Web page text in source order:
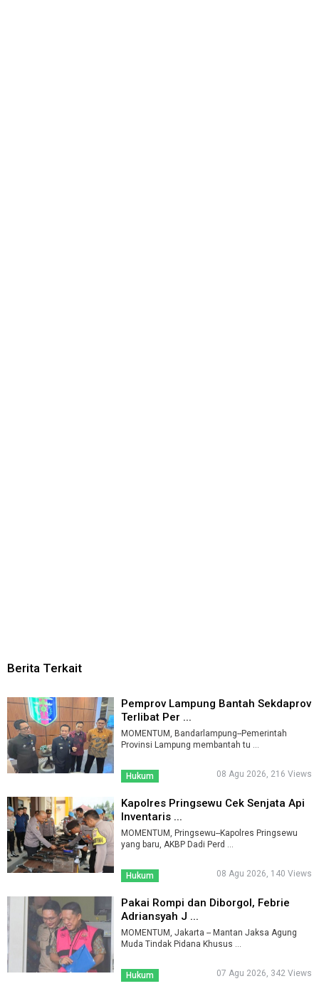
Berita Terkait
Pemprov Lampung Bantah Sekdaprov
Terlibat Per ...
MOMENTUM, Bandarlampung--Pemerintah
Provinsi Lampung membantah tu ...
Hukum 08 Agu 2026, 216 Views
Kapolres Pringsewu Cek Senjata Api
Inventaris ...
MOMENTUM, Pringsewu--Kapolres Pringsewu
yang baru, AKBP Dadi Perd ...
Hukum 08 Agu 2026, 140 Views
Pakai Rompi dan Diborgol, Febrie
Adriansyah J ...
MOMENTUM, Jakarta -- Mantan Jaksa Agung
Muda Tindak Pidana Khusus ...
Hukum 07 Agu 2026, 342 Views